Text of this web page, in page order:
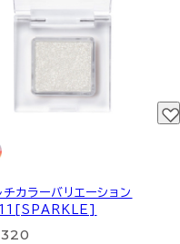
チカラーバリエーション